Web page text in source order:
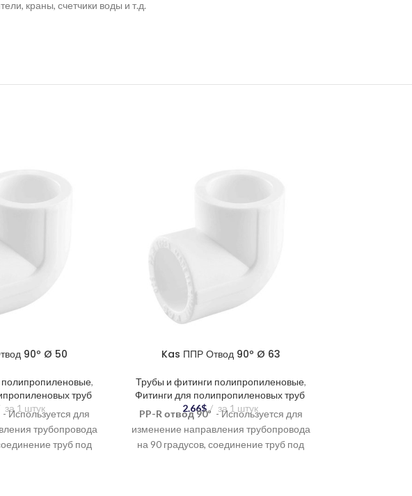
краны, счетчики воды и т.д.
90º Ø 50
,
труб
за 1 штук
- Используется для
трубопровода
труб под
Kas ППР Отвод 90º Ø 63
Трубы и фитинги полипропиленовые,
Фитинги для полипропиленовых труб
2.66$ за 1 штук
PP-R отвод 90º - Используется для
изменение направления трубопровода
на 90 градусов, соединение труб под